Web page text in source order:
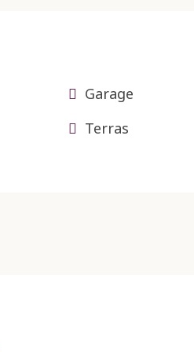
Garage
Terras